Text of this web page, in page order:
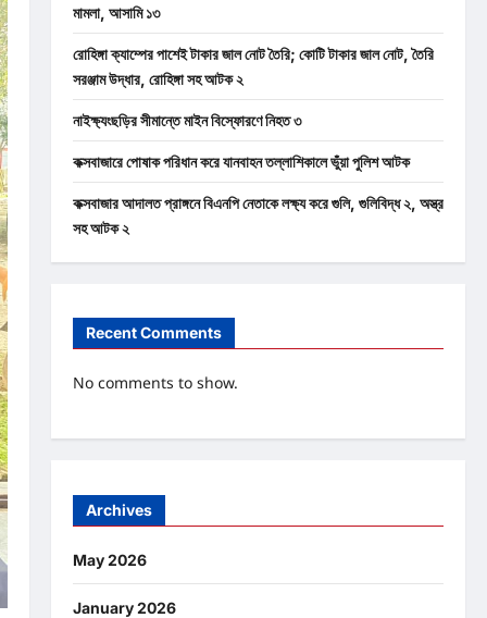
মামলা, আসামি ১৩
রোহিঙ্গা ক্যাম্পের পাশেই টাকার জাল নোট তৈরি; কোটি টাকার জাল নোট, তৈরি
সরঞ্জাম উদ্ধার, রোহিঙ্গা সহ আটক ২
নাইক্ষ্যংছড়ির সীমান্তে মাইন বিস্ফোরণে নিহত ৩
কক্সবাজারে পোষাক পরিধান করে যানবাহন তল্লাশিকালে ভুঁয়া পুলিশ আটক
কক্সবাজার আদালত প্রাঙ্গনে বিএনপি নেতাকে লক্ষ্য করে গুলি, গুলিবিদ্ধ ২, অস্ত্র
সহ আটক ২
Recent Comments
No comments to show.
Archives
May 2026
January 2026